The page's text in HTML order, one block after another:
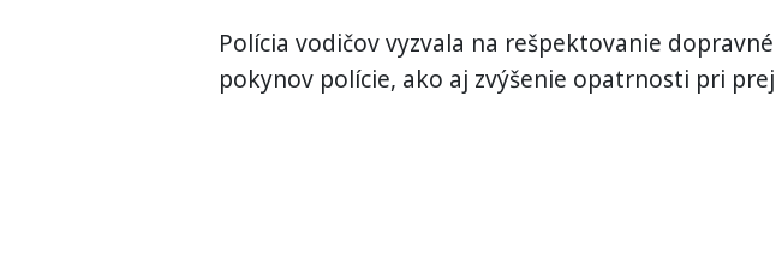
Polícia vodičov vyzvala na rešpektovanie
pokynov polície, ako aj zvýšenie opatrnosti pri